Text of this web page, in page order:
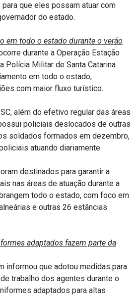
que eles possam atuar com
do estado.
em todo o estado durante o verão
durante a Operação Estação
Polícia Militar de Santa Catarina
em todo o estado,
com maior fluxo turístico.
além do efetivo regular das áreas
policiais deslocados de outras
soldados formados em dezembro,
atuando diariamente.
destinados para garantir a
nas áreas de atuação durante a
todo o estado, com foco em
e outras 26 estâncias
adaptados fazem parte da
informou que adotou medidas para
trabalho dos agentes durante o
adaptados para altas